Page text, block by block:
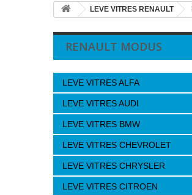
LEVE VITRES RENAULT
RENAULT MODUS
LEVE VITRES ALFA
LEVE VITRES AUDI
LEVE VITRES BMW
LEVE VITRES CHEVROLET
LEVE VITRES CHRYSLER
LEVE VITRES CITROEN